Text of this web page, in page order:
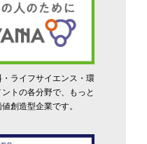
・ライフサイエンス・環
トの各分野で、もっと
創造型企業です。